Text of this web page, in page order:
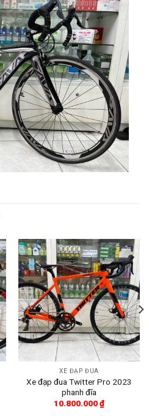
XE ĐẠP ĐUA
Xe đạp đua Twitter Pro 2023
phanh đĩa
10.800.000₫